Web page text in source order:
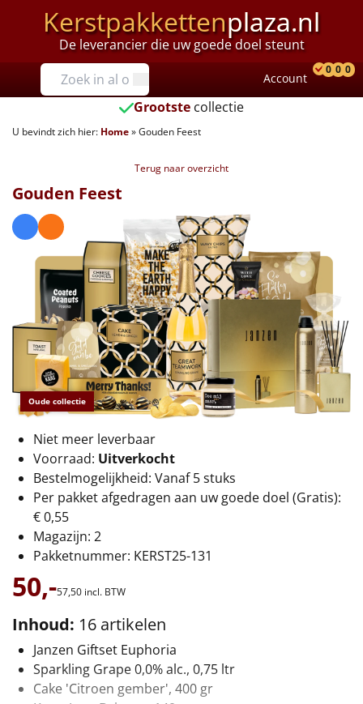
Kerstpakkettenplaza.nl
De leverancier die uw goede doel steunt
Prijzen
Tot €25
€25 tot €35
€40 tot €45
€45 tot €50
€50 tot €55
€55 tot €75
€75 tot €100
€100 en hoger
Alle kerstpakketten 2026
Thema
Origineel
Rituals
Luxe
Mannen
Vrouwen
Account
0 0 0
Grootste collectie
U bevindt zich hier: Home»Gouden Feest
Terug naar overzicht
Oude collectie
Gouden Feest
Niet meer leverbaar
Voorraad: Uitverkocht
Bestelmogelijkheid: Vanaf 5 stuks
Per pakket afgedragen aan uw goede doel (Gratis):
€ 0,55
Magazijn: 2
Pakketnummer: KERST25-131
50,-57,50 incl. BTW
Inhoud: 16 artikelen
Janzen Giftset Euphoria
Sparkling Grape 0,0% alc., 0,75 ltr
Cake 'Citroen gember', 400 gr